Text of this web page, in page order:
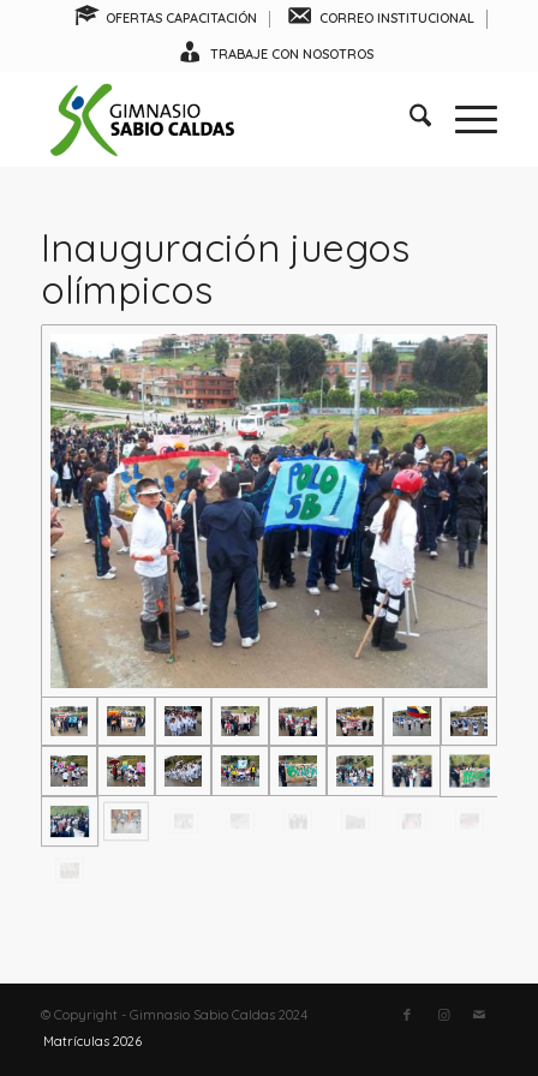
OFERTAS CAPACITACIÓN CORREO INSTITUCIONAL
TRABAJE CON NOSOTROS
Inauguración juegos
olímpicos
© Copyright - Gimnasio Sabio Caldas 2024
Matrículas 2026